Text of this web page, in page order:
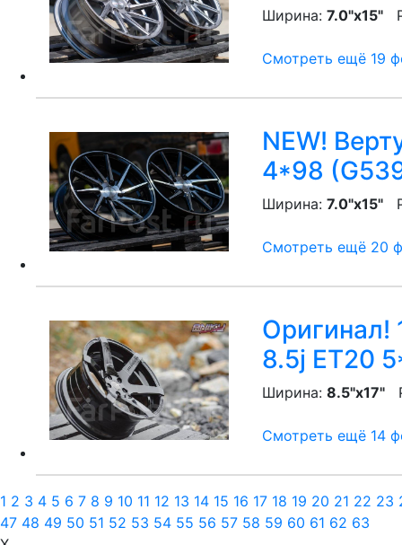
Ширина: 7.0"x15"
Смотреть ещё 19
NEW!
4*98
Ширина: 7.0"x15"
Смотреть ещё 20
Оригинал!
8.5j ET20
Ширина: 8.5"x17"
Смотреть ещё 14
1 2 3 4 5 6 7 8 9 10 11 12 13 14 15 16 17 18 19 20 21 22 23
47 48 49 50 51 52 53 54 55 56 57 58 59 60 61 62 63